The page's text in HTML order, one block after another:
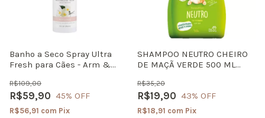
Banho a Seco Spray Ultra
Fresh para Cães - Arm &
R$59,90
R$109,00
45% OFF
R$56,91 com Pix
SHAMPOO NEUTRO CHEIRO
DE MAÇÃ VERDE 500 ML
R$19,90
R$35,20
43% OFF
R$18,91 com Pix